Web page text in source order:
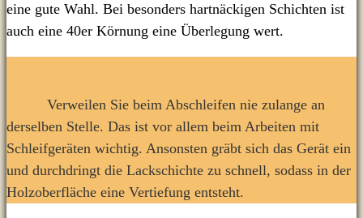
eine gute Wahl. Bei besonders hartnäckigen Schichten ist
auch eine 40er Körnung eine Überlegung wert.
Verweilen Sie beim Abschleifen nie zulange an
derselben Stelle. Das ist vor allem beim Arbeiten mit
Schleifgeräten wichtig. Ansonsten gräbt sich das Gerät ein
und durchdringt die Lackschichte zu schnell, sodass in der
Holzoberfläche eine Vertiefung entsteht.